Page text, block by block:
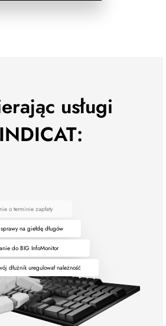
usługi
o terminie zapłaty
na giełdę długów
do BIG InfoMonitor
dłużnik uregulował należność